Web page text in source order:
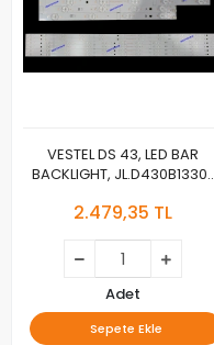
VESTEL DS 43, LED BAR
BACKLIGHT, JL.D430B1330-
JL.D430B1330-078BS-
30108747CB11
2.479,35 TL
Adet
Sepete Ekle